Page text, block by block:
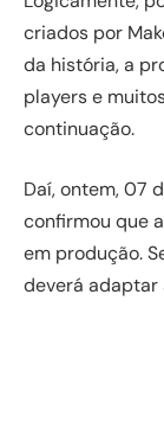
criados por
da história, a
players e
continuação.
Daí, ontem, 07
confirmou que
em produção.
deverá adaptar